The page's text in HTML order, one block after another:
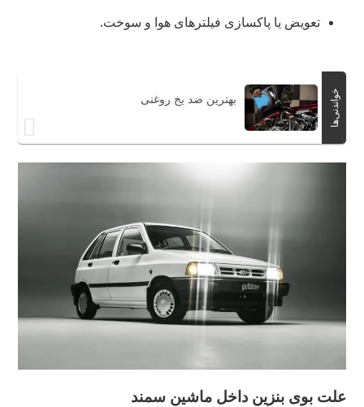
تعویض یا پاکسازی فیلترهای هوا و سوخت.
خواندنی‌ها بهترین ضد یخ روغنی
علت بوی بنزین داخل ماشین سمند